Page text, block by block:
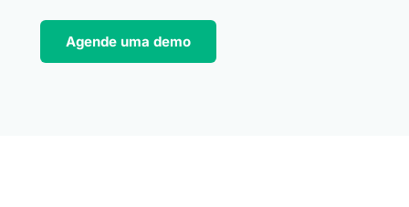
Agende uma demo